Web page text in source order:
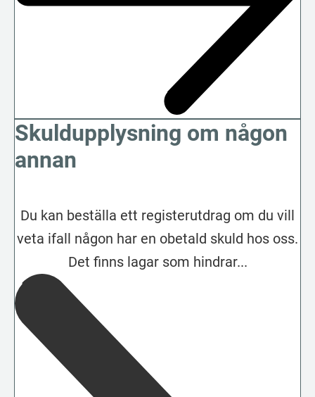
Skuldupplysning om någon
annan
Du kan beställa ett registerutdrag om du vill
veta ifall någon har en obetald skuld hos oss.
Det finns lagar som hindrar...